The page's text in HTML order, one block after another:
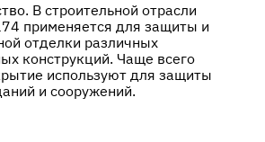
В строительной отрасли
применяется для защиты и
отделки различных
конструкций. Чаще всего
используют для защиты
и сооружений.